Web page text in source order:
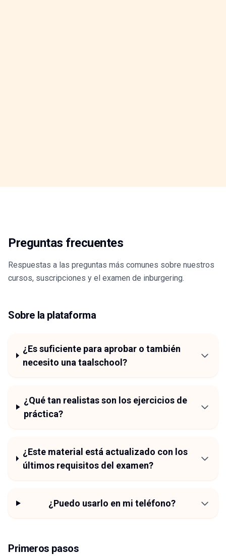
Preguntas frecuentes
Respuestas a las preguntas más comunes sobre nuestros
cursos, suscripciones y el examen de inburgering.
Sobre la plataforma
¿Es suficiente para aprobar o también
necesito una taalschool?
¿Qué tan realistas son los ejercicios de
práctica?
¿Este material está actualizado con los
últimos requisitos del examen?
¿Puedo usarlo en mi teléfono?
Primeros pasos